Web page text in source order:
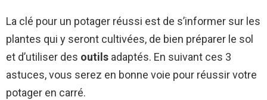
La clé pour un potager réussi est de s’informer sur les
plantes qui y seront cultivées, de bien préparer le sol
et d’utiliser des outils adaptés. En suivant ces 3
astuces, vous serez en bonne voie pour réussir votre
potager en carré.